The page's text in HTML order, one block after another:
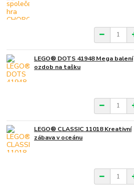
LEGO® DOTS 41948 Mega balení
ozdob na tašku
LEGO® CLASSIC 11018 Kreativní
zábava v oceánu